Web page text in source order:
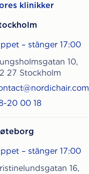
klinikker
– stänger 17:00
10,
27 Stockholm
20 00 18
– stänger 17:00
16,